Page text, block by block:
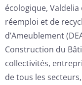
écologique,
réemploi et de
d’Ameublement
Construction du
collectivités,
de tous les